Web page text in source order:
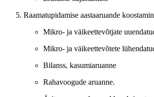
Raamatupidamise aastaaruande
Mikro- ja väikeettevõtjate
Mikro- ja väikeettevõtete
Bilanss, kasumiaruanne
Rahavoogude aruanne.